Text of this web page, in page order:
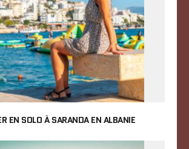
EN SOLO À SARANDA EN ALBANIE